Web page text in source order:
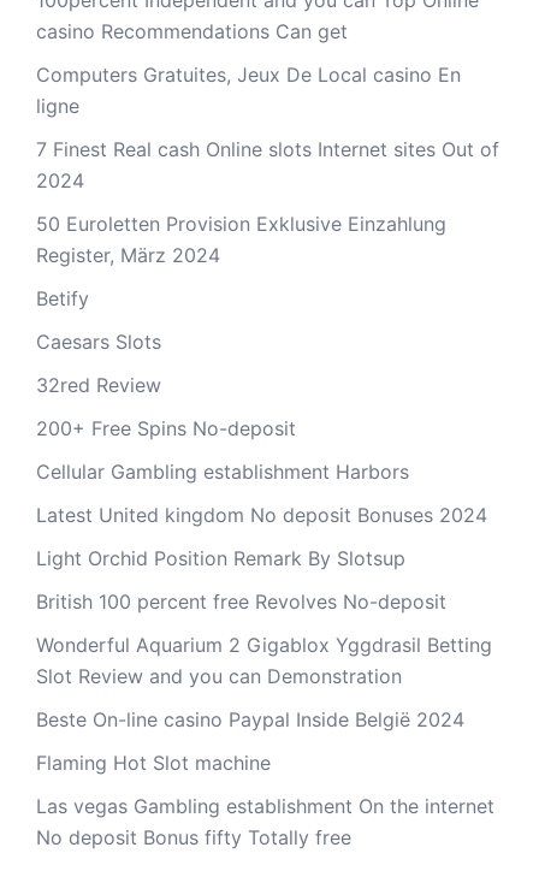
casino Recommendations Can get
Computers Gratuites, Jeux De Local casino En
ligne
7 Finest Real cash Online slots Internet sites Out of
2024
50 Euroletten Provision Exklusive Einzahlung
Register, März 2024
Betify
Caesars Slots
32red Review
200+ Free Spins No-deposit
Cellular Gambling establishment Harbors
Latest United kingdom No deposit Bonuses 2024
Light Orchid Position Remark By Slotsup
British 100 percent free Revolves No-deposit
Wonderful Aquarium 2 Gigablox Yggdrasil Betting
Slot Review and you can Demonstration
Beste On-line casino Paypal Inside België 2024
Flaming Hot Slot machine
Las vegas Gambling establishment On the internet
No deposit Bonus fifty Totally free